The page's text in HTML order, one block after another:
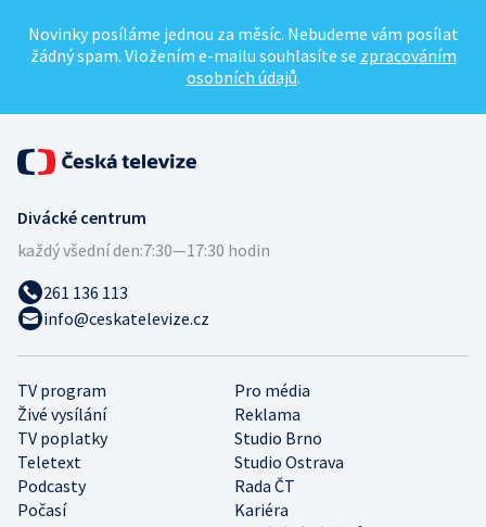
Novinky posíláme jednou za měsíc. Nebudeme vám posílat
žádný spam. Vložením e-mailu souhlasíte se zpracováním
osobních údajů.